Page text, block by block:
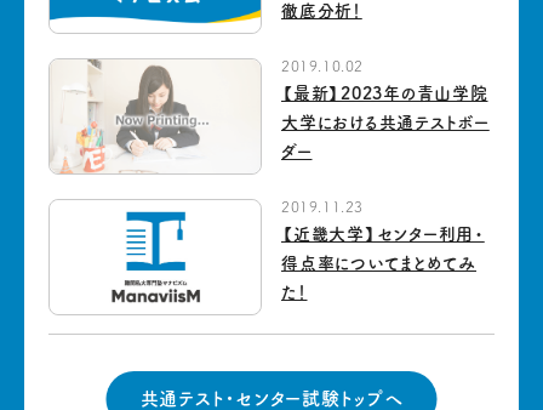
徹底分析！
2019.10.02
【最新】2023年の青山学院
大学における共通テストボー
ダー
2019.11.23
【近畿大学】センター利用・
得点率についてまとめてみ
た！
共通テスト・センター試験トップへ